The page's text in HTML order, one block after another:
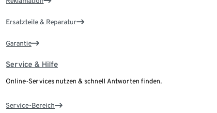
Ersatzteile & Reparatur
Garantie
Service & Hilfe
Online-Services nutzen & schnell Antworten finden.
Service-Bereich